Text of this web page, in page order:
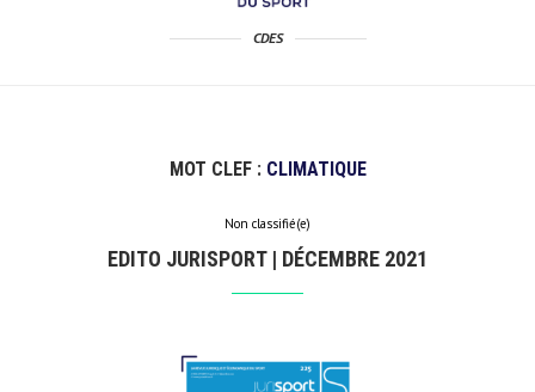
CDES
MOT CLEF : CLIMATIQUE
Non classifié(e)
EDITO JURISPORT | DÉCEMBRE 2021